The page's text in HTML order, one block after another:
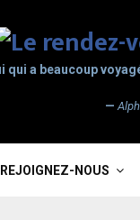
qui a beaucoup
—
REJOIGNEZ-NOUS